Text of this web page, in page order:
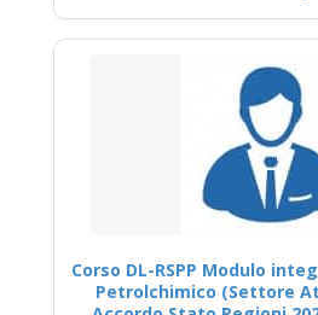
Corso DL-RSPP Modulo
Petrolchimico (Settore